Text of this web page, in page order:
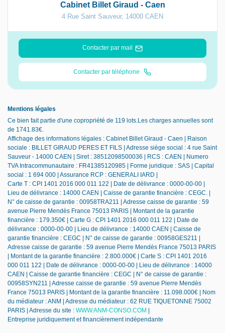
Cabinet Billet Giraud - Caen
4 Rue Saint Sauveur, 14000 CAEN
Contacter par mail
Contacter par téléphone
Mentions légales
Ce bien fait partie d'une copropriété de 119 lots.Les charges annuelles sont
de 1741.83€.
Affichage des informations légales : Cabinet Billet Giraud - Caen | Raison
sociale : BILLET GIRAUD PERES ET FILS | Adresse siège social : 4 rue Saint
Sauveur - 14000 CAEN | Siret : 38512098500036 | RCS : CAEN | Numero
TVA Intracommunautaire : FR41385120985 | Forme juridique : SAS | Capital
social : 1 694 000 | Assurance RCP : GENERALI IARD |
Carte T : CPI 1401 2016 000 011 122 | Date de délivrance : 0000-00-00 |
Lieu de délivrance : 14000 CAEN | Caisse de garantie financière : CEGC. |
N° de caisse de garantie : 00958TRA211 | Adresse caisse de garantie : 59
avenue Pierre Mendès France 75013 PARIS | Montant de la garantie
financière : 179.350€ | Carte G : CPI 1401 2016 000 011 122 | Date de
délivrance : 0000-00-00 | Lieu de délivrance : 14000 CAEN | Caisse de
garantie financière : CEGC | N° de caisse de garantie : 00958GES211 |
Adresse caisse de garantie : 59 avenue Pierre Mendès France 75013 PARIS
| Montant de la garantie financière : 2.800.000€ | Carte S : CPI 1401 2016
000 011 122 | Date de délivrance : 0000-00-00 | Lieu de délivrance : 14000
CAEN | Caisse de garantie financière : CEGC | N° de caisse de garantie :
00958SYN211 | Adresse caisse de garantie : 59 avenue Pierre Mendès
France 75013 PARIS | Montant de la garantie financière : 11.098.000€ | Nom
du médiateur : ANM | Adresse du médiateur : 62 RUE TIQUETONNE 75002
PARIS | Adresse du site : WWW.ANM-CONSO.COM
Entreprise juridiquement et financièrement indépendante